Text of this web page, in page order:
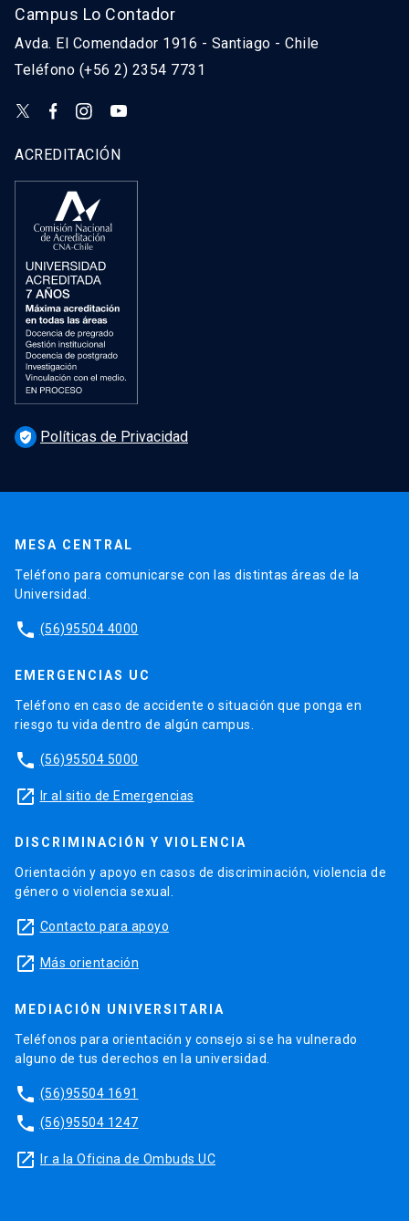
Campus Lo Contador
Avda. El Comendador 1916 - Santiago - Chile
Teléfono (+56 2) 2354 7731
ACREDITACIÓN
verified_user Políticas de Privacidad
MESA CENTRAL
Teléfono para comunicarse con las distintas áreas de la
Universidad.
phone (56)95504 4000
EMERGENCIAS UC
Teléfono en caso de accidente o situación que ponga en
riesgo tu vida dentro de algún campus.
phone (56)95504 5000
launch Ir al sitio de Emergencias
DISCRIMINACIÓN Y VIOLENCIA
Orientación y apoyo en casos de discriminación, violencia de
género o violencia sexual.
launch Contacto para apoyo
launch Más orientación
MEDIACIÓN UNIVERSITARIA
Teléfonos para orientación y consejo si se ha vulnerado
alguno de tus derechos en la universidad.
phone (56)95504 1691
phone (56)95504 1247
launch Ir a la Oficina de Ombuds UC